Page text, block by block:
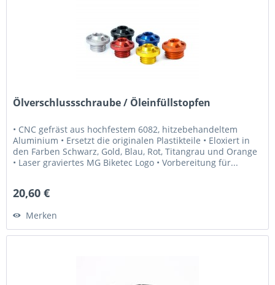
Ölverschlussschraube / Öleinfüllstopfen
• CNC gefräst aus hochfestem 6082, hitzebehandeltem
Aluminium • Ersetzt die originalen Plastikteile • Eloxiert in
den Farben Schwarz, Gold, Blau, Rot, Titangrau und Orange
• Laser graviertes MG Biketec Logo • Vorbereitung für...
20,60 €
Merken